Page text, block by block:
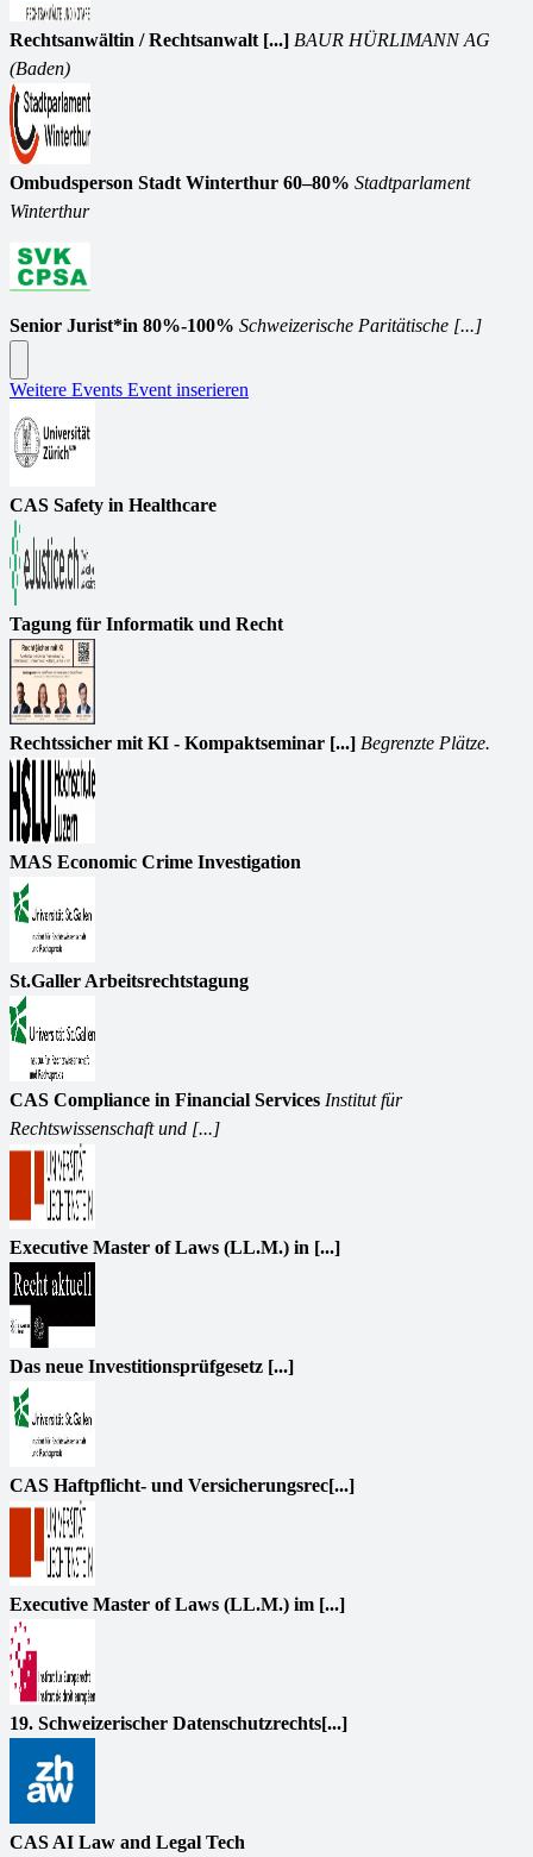
Rechtsanwältin / Rechtsanwalt [...] BAUR HÜRLIMANN AG
(Baden)
Ombudsperson Stadt Winterthur 60–80% Stadtparlament
Winterthur
Senior Jurist*in 80%-100% Schweizerische Paritätische [...]
Weitere Events Event inserieren
CAS Safety in Healthcare
Tagung für Informatik und Recht
Rechtssicher mit KI - Kompaktseminar [...] Begrenzte Plätze.
MAS Economic Crime Investigation
St.Galler Arbeitsrechtstagung
CAS Compliance in Financial Services Institut für
Rechtswissenschaft und [...]
Executive Master of Laws (LL.M.) in [...]
Das neue Investitionsprüfgesetz [...]
CAS Haftpflicht- und Versicherungsrec[...]
Executive Master of Laws (LL.M.) im [...]
19. Schweizerischer Datenschutzrechts[...]
CAS AI Law and Legal Tech